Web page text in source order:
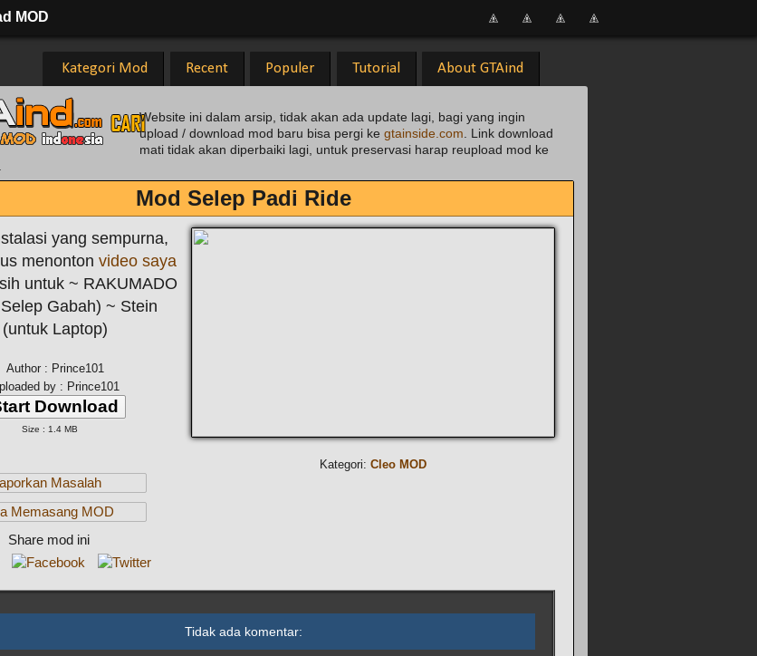
MOD
Kategori Mod Recent Populer Tutorial About GTAind
Website ini dalam arsip, tidak akan ada update lagi, bagi yang ingin
upload / download mod baru bisa pergi ke gtainside.com . Link download
mati tidak akan diperbaiki lagi, untuk preservasi harap reupload mod ke
Mod Selep Padi Ride
yang sempurna,
menonton video saya
untuk ~ RAKUMADO
Gabah) ~ Stein
(untuk Laptop)
Author : Prince101
by : Prince101
Download
Size : 1.4 MB
Masalah
Memasang MOD
Share mod ini
Kategori: Cleo MOD
Tidak ada komentar: